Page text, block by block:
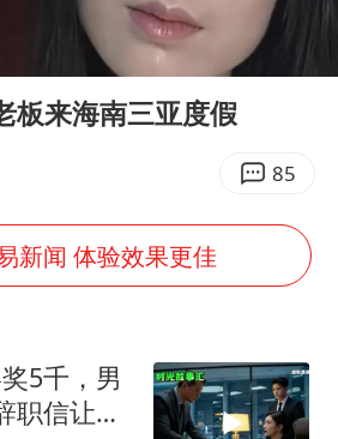
于东来回应胖东来近25年老店年底关闭
浙江近300条预警生效中 今夜大部暴雨
央视新主播李秋莹母校发文祝贺
暑期研学游升温 在旅途中增长知识
以军士兵把枪口对准中国记者
04:43
板来海南三亚度假
85
新闻 体验效果更佳
5千，男
职信让女